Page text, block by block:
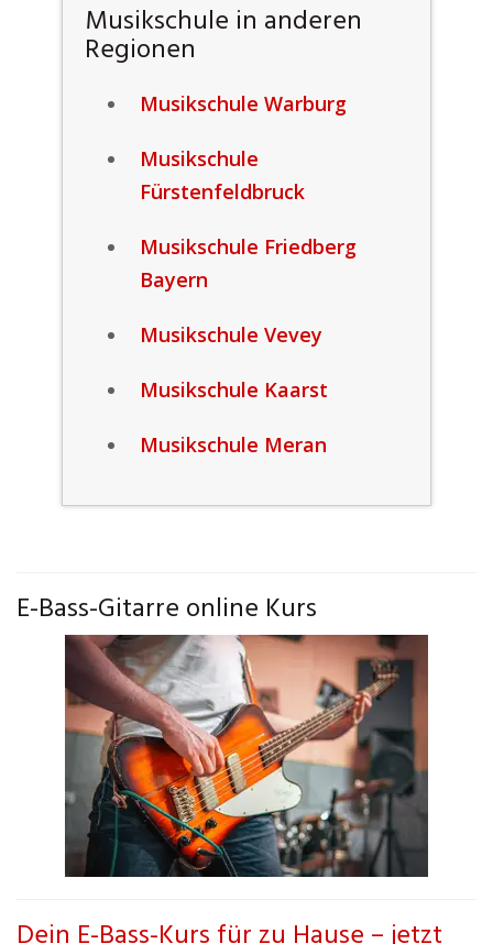
Musikschule in anderen
Regionen
Musikschule Warburg
Musikschule
Fürstenfeldbruck
Musikschule Friedberg
Bayern
Musikschule Vevey
Musikschule Kaarst
Musikschule Meran
E-Bass-Gitarre online Kurs